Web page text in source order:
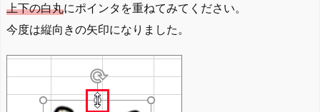
上下の白丸にポインタを重ねてみてください。
今度は縦向きの矢印になりました。